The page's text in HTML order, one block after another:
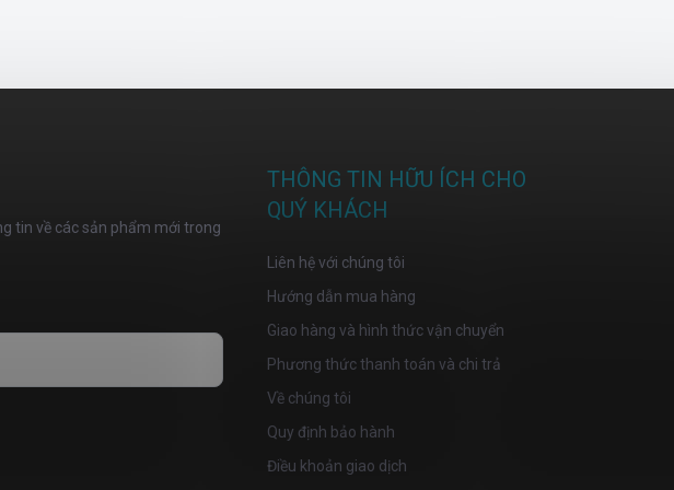
tin về các sản phẩm mới trong
THÔNG TIN HỮU ÍCH CHO
QUÝ KHÁCH
Liên hệ với chúng tôi
Hướng dẫn mua hàng
Giao hàng và hình thức vận chuyển
Phương thức thanh toán và chi trả
Về chúng tôi
Quy định bảo hành
Điều khoản giao dịch